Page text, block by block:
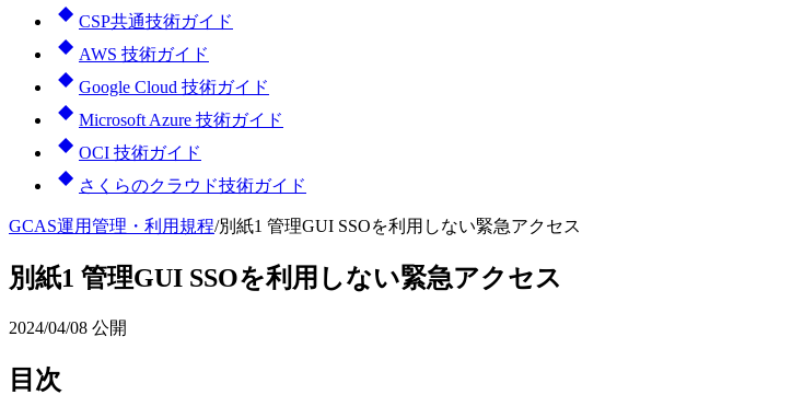
CSP共通技術ガイド
AWS 技術ガイド
Google Cloud 技術ガイド
Microsoft Azure 技術ガイド
OCI 技術ガイド
さくらのクラウド技術ガイド
GCAS運用管理・利用規程/別紙1 管理GUI SSOを利用しない緊急アクセス
別紙1 管理GUI SSOを利用しない緊急アクセス
2024/04/08 公開
目次